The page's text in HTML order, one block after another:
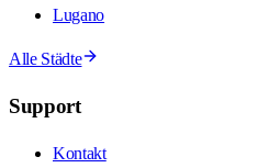
Lugano
Alle Städte
Support
Kontakt